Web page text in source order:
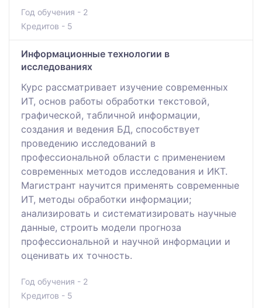
Год обучения - 2
Кредитов - 5
Информационные технологии в
исследованиях
Курс рассматривает изучение современных
ИТ, основ работы обработки текстовой,
графической, табличной информации,
создания и ведения БД, способствует
проведению исследований в
профессиональной области с применением
современных методов исследования и ИКТ.
Магистрант научится применять современные
ИТ, методы обработки информации;
анализировать и систематизировать научные
данные, строить модели прогноза
профессиональной и научной информации и
оценивать их точность.
Год обучения - 2
Кредитов - 5